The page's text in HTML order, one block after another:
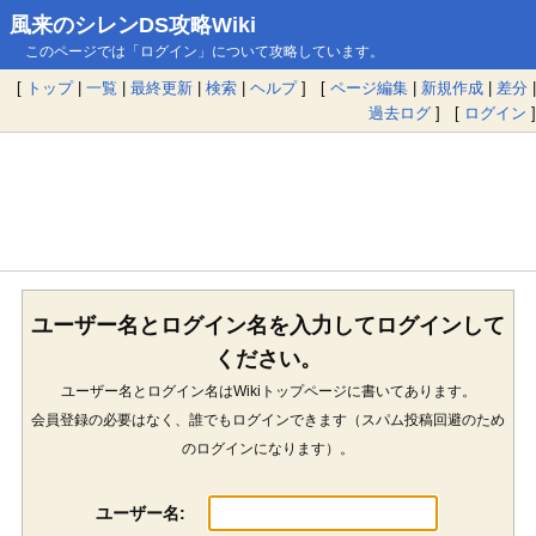
風来のシレンDS攻略Wiki
このページでは「ログイン」について攻略しています。
[ トップ| 一覧 | 最終更新 | 検索 | ヘルプ] [ ページ編集 | 新規作成 | 差分 |
過去ログ ] [ ログイン ]
ユーザー名とログイン名を入力してログインして
ください。
ユーザー名とログイン名はWikiトップページに書いてあります。
会員登録の必要はなく、誰でもログインできます（スパム投稿回避のため
のログインになります）。
ユーザー名: